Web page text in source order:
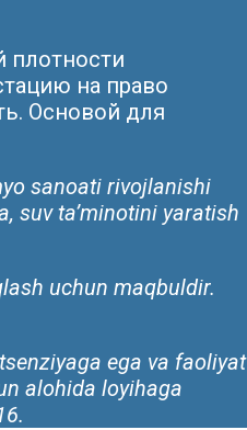
плотности
на право
Основой для
sanoati rivojlanishi
suv ta’minotini yaratish
uchun maqbuldir.
ega va faoliyat
alohida loyihaga